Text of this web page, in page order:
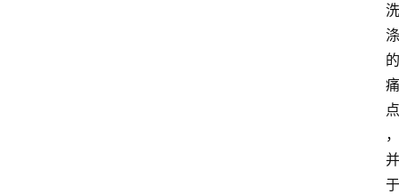
洗
涤
的
痛
点
，
并
于